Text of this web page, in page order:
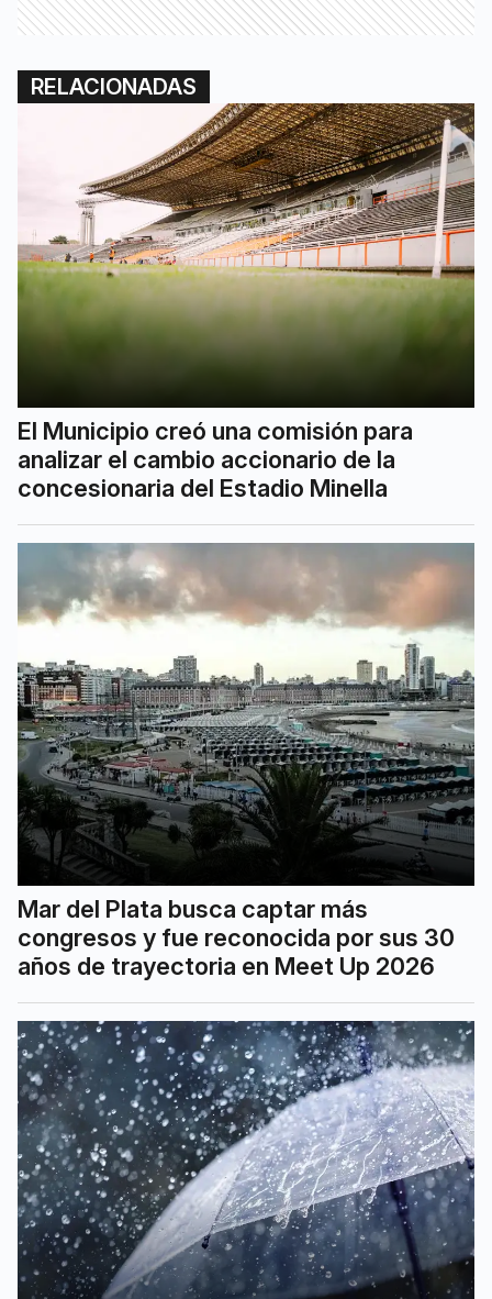
RELACIONADAS
El Municipio creó una comisión para
analizar el cambio accionario de la
concesionaria del Estadio Minella
Mar del Plata busca captar más
congresos y fue reconocida por sus 30
años de trayectoria en Meet Up 2026